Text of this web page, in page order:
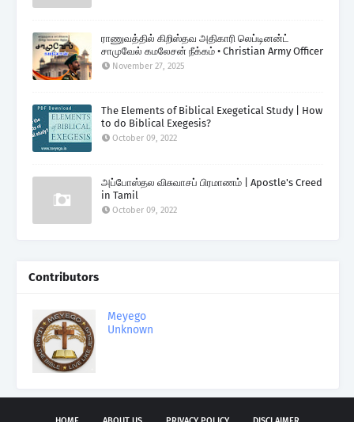
ராணுவத்தில் கிறிஸ்தவ அதிகாரி லெப்டினன்ட்
சாமுவேல் கமலேசன் நீக்கம் • Christian Army Officer
November 27, 2025
The Elements of Biblical Exegetical Study | How
to do Biblical Exegesis?
October 09, 2022
அப்போஸ்தல விசுவாசப் பிரமாணம் | Apostle's Creed
in Tamil
October 09, 2022
Contributors
Meyego
Unknown